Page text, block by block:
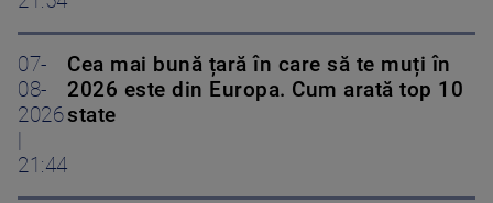
07-
08-
2026
21:44
Cea mai bună țară în care să te muți în
2026 este din Europa. Cum arată top 10
state